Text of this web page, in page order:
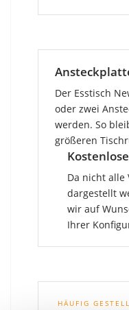
Der Esstisch
oder zwei
werden. So
größeren
Da nicht alle
dargestellt
wir auf
Ihrer
HÄUFIG